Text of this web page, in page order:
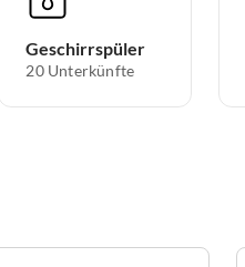
Geschirrspüler
20 Unterkünfte